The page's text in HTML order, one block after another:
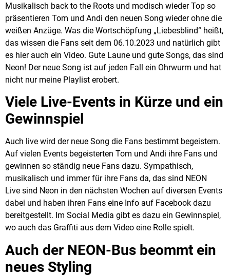
Musikalisch back to the Roots und modisch wieder Top so
präsentieren Tom und Andi den neuen Song wieder ohne die
weißen Anzüge. Was die Wortschöpfung „Liebesblind“ heißt,
das wissen die Fans seit dem 06.10.2023 und natürlich gibt
es hier auch ein Video. Gute Laune und gute Songs, das sind
Neon! Der neue Song ist auf jeden Fall ein Ohrwurm und hat
nicht nur meine Playlist erobert.
Viele Live-Events in Kürze und ein
Gewinnspiel
Auch live wird der neue Song die Fans bestimmt begeistern.
Auf vielen Events begeisterten Tom und Andi ihre Fans und
gewinnen so ständig neue Fans dazu. Sympathisch,
musikalisch und immer für ihre Fans da, das sind NEON
Live sind Neon in den nächsten Wochen auf diversen Events
dabei und haben ihren Fans eine Info auf Facebook dazu
bereitgestellt. Im Social Media gibt es dazu ein Gewinnspiel,
wo auch das Graffiti aus dem Video eine Rolle spielt.
Auch der NEON-Bus beommt ein
neues Styling